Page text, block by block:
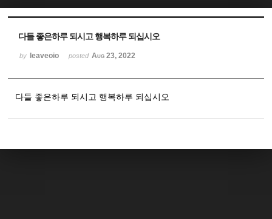
다들 좋은하루 되시고 행복하루 되십시오
by leaveoio posted Aug 23, 2022
다들 좋은하루 되시고 행복하루 되십시오
Sketchbook5, 스케치북5